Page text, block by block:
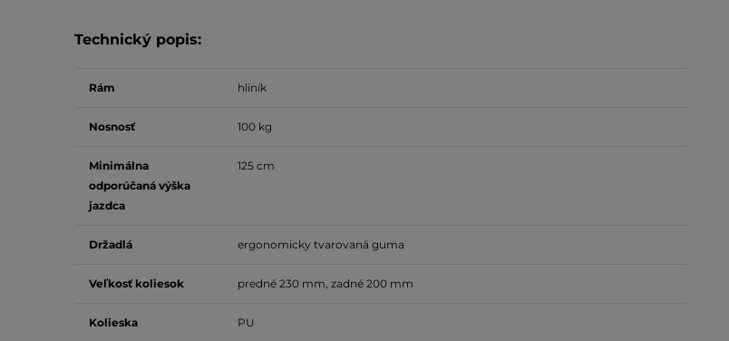
Technický popis:
Rám hliník
Nosnosť 100 kg
Minimálna
odporúčaná výška
jazdca
125 cm
Držadlá ergonomicky tvarovaná guma
Veľkosť koliesok predné 230 mm, zadné 200 mm
Kolieska PU